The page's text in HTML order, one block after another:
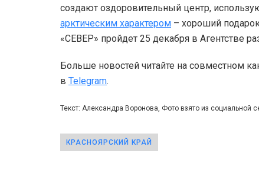
создают оздоровительный центр,
арктическим характером – хороший
«СЕВЕР» пройдет 25 декабря в Агентстве
Больше новостей читайте на совместном
в Telegram.
Текст: Александра Воронова, Фото взято из социальной
КРАСНОЯРСКИЙ КРАЙ